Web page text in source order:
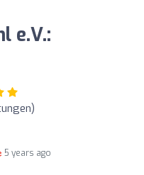
e.V.:
5 years ago